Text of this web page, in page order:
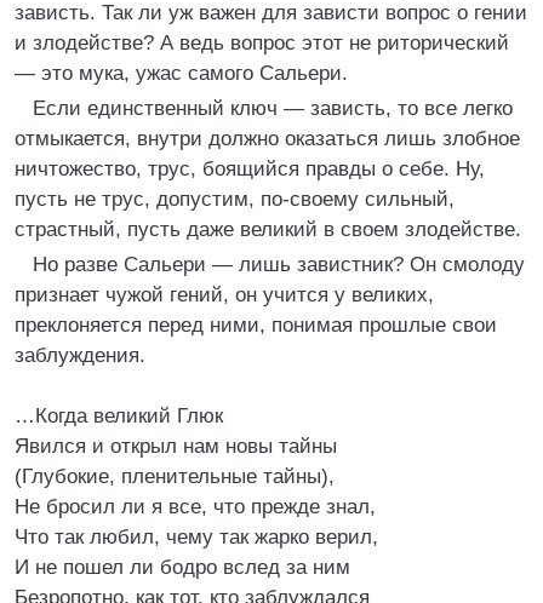
зависть. Так ли уж важен для зависти вопрос о гении
и злодействе? А ведь вопрос этот не риторический
— это мука, ужас самого Сальери.
Если единственный ключ — зависть, то все легко
отмыкается, внутри должно оказаться лишь злобное
ничтожество, трус, боящийся правды о себе. Ну,
пусть не трус, допустим, по-своему сильный,
страстный, пусть даже великий в своем злодействе.
Но разве Сальери — лишь завистник? Он смолоду
признает чужой гений, он учится у великих,
преклоняется перед ними, понимая прошлые свои
заблуждения.
…Когда великий Глюк
Явился и открыл нам новы тайны
(Глубокие, пленительные тайны),
Не бросил ли я все, что прежде знал,
Что так любил, чему так жарко верил,
И не пошел ли бодро вслед за ним
Безропотно, как тот, кто заблуждался